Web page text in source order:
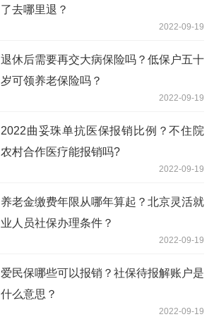
了去哪里退？
2022-09-19
退休后需要再交大病保险吗？低保户五十
岁可领养老保险吗？
2022-09-19
2022曲妥珠单抗医保报销比例？不住院
农村合作医疗能报销吗?
2022-09-19
养老金缴费年限从哪年算起？北京灵活就
业人员社保办理条件？
2022-09-19
爱民保哪些可以报销？社保待报解账户是
什么意思？
2022-09-19